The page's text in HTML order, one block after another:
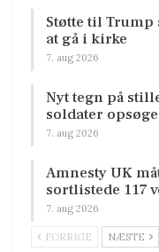
Støtte til
at gå i kirke
7. aug 2026
Nyt tegn på
soldater
7. aug 2026
Amnesty UK
sortlistede 117
7. aug 2026
FORRIGE NÆSTE